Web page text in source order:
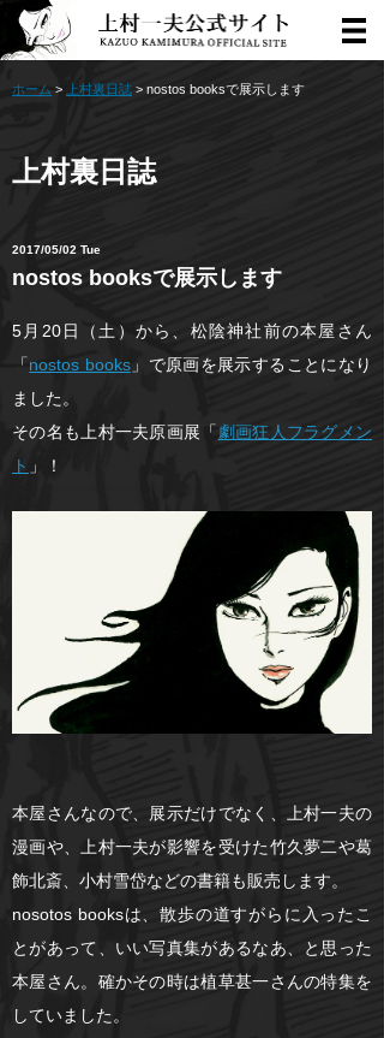
ホーム > 上村裏日誌 > nostos booksで展示します
上村裏日誌
2017/05/02 Tue
nostos booksで展示します
5月20日（土）から、松陰神社前の本屋さん
「nostos books」で原画を展示することになり
ました。
その名も上村一夫原画展「劇画狂人フラグメン
ト 」！
本屋さんなので、展示だけでなく、上村一夫の
漫画や、上村一夫が影響を受けた竹久夢二や葛
飾北斎、小村雪岱などの書籍も販売します。
nosotos booksは、散歩の道すがらに入ったこ
とがあって、いい写真集があるなあ、と思った
本屋さん。確かその時は植草甚一さんの特集を
していました。